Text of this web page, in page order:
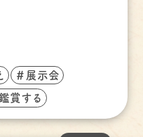
＃展示会
賞する